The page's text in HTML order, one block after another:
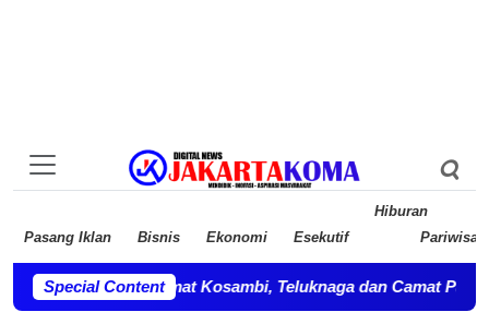
Pasang Iklan Bisnis Ekonomi Esekutif
Hiburan
Pariwisata
Special Content
Camat Kosambi, Teluknaga dan Camat Pakuhaji